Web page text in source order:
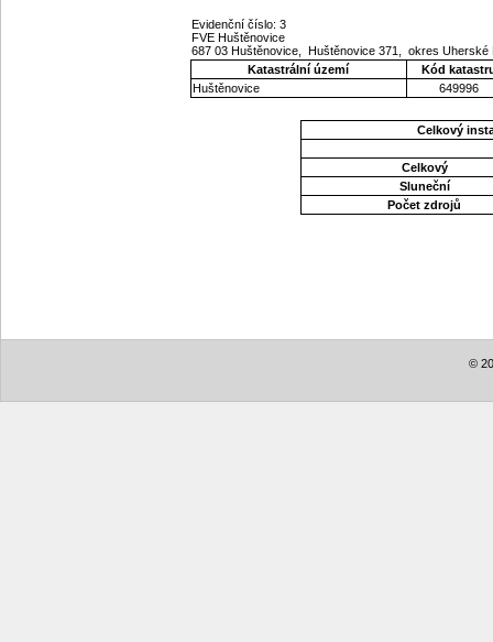
Evidenční číslo: 3
FVE Huštěnovice
687 03 Huštěnovice, Huštěnovice 371, okres
Katastrální území
Kód
Huštěnovice
649996
Celkový
Celkový
Sluneční
Počet zdrojů
©